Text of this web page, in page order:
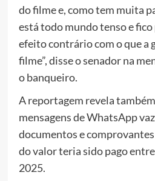
do filme e, como tem muita
está todo mundo tenso e
efeito contrário com o que a
filme”, disse o senador na
o banqueiro.
A reportagem revela
mensagens de WhatsApp
documentos e
do valor teria sido pago
2025.